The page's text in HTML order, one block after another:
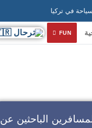
FUN
الباحثين عن